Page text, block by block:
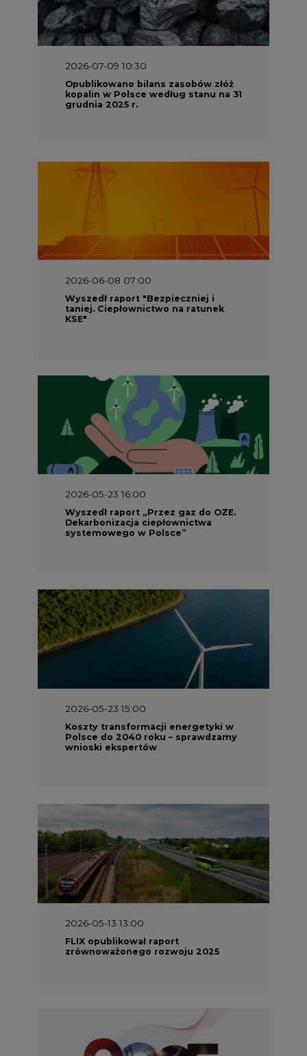
2026-07-09 10:30
Opublikowano bilans zasobów złóż
kopalin w Polsce według stanu na 31
grudnia 2025 r.
2026-06-08 07:00
taniej. Ciepłownictwo na ratunek
KSE"
2026-05-23 16:00
Wyszedł raport „Przez gaz do OZE.
Dekarbonizacja ciepłownictwa
systemowego w Polsce”
Koszty transformacji energetyki w
Polsce do 2040 roku – sprawdzamy
wnioski ekspertów
2026-05-13 13:00
FLIX opublikował raport
zrównoważonego rozwoju 2025